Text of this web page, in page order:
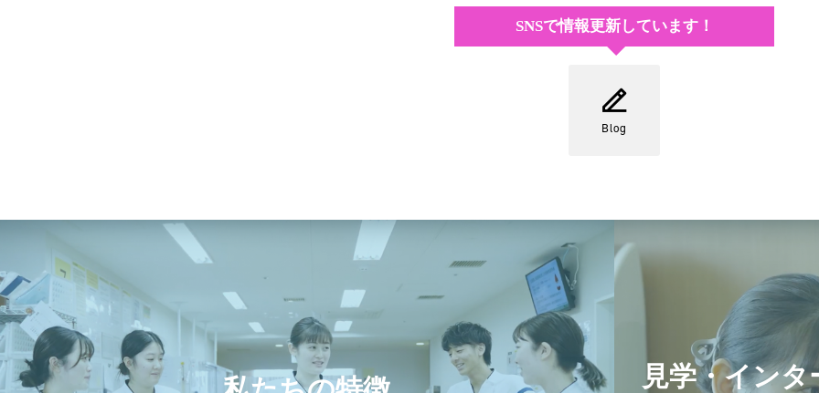
SNSで情報更新しています！
Blog
見学・イン